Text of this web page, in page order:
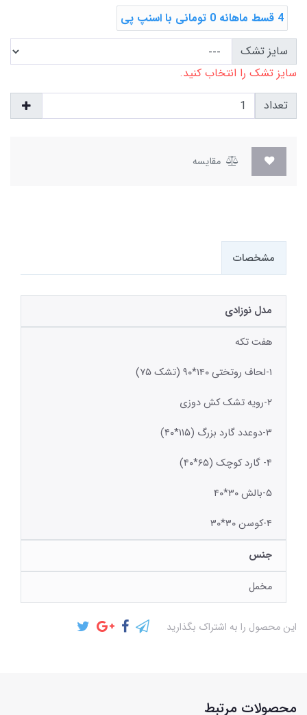
4 قسط ماهانه 0 تومانی با اسنپ ‌پی
سایز تشک
سایز تشک را انتخاب کنید.
تعداد
مقایسه
مشخصات
مدل نوزادی
هفت تکه
۱-لحاف روتختی ۱۴۰*۹۰ (تشک ۷۵)
۲-رویه تشک کش دوزی
۳-دوعدد گارد بزرگ (۱۱۵*۴۰)
۴- گارد کوچک (۶۵*۴۰)
۵-بالش ۳۰*۴۰
۴-کوسن ۳۰*۳۰
جنس
مخمل
این محصول را به اشتراک بگذارید
محصولات مرتبط